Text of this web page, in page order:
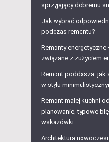
sprzyjający dobremu
Jak wybrać
podczas remontu?
Remonty
związane z zużyciem
Remont poddasza: jak
w stylu
Remont małej kuchni
planowanie, typowe
wskazówki
Architektura